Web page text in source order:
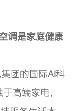
调是家庭健康
团的国际AI科
高端家电，